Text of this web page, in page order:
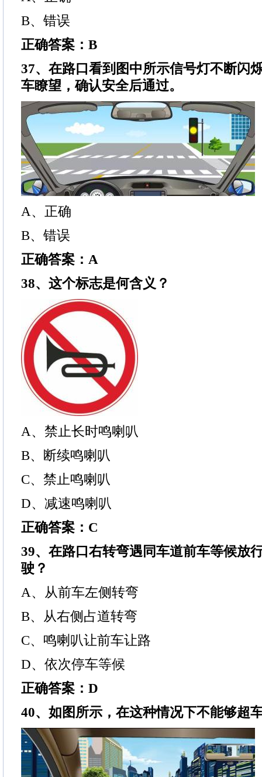
B、错误
正确答案：B
37、在路口看到图中所示信号灯不断闪
车瞭望，确认安全后通过。
A、正确
B、错误
正确答案：A
38、这个标志是何含义？
A、禁止长时鸣喇叭
B、断续鸣喇叭
C、禁止鸣喇叭
D、减速鸣喇叭
正确答案：C
39、在路口右转弯遇同车道前车等候放
驶？
A、从前车左侧转弯
B、从右侧占道转弯
C、鸣喇叭让前车让路
D、依次停车等候
正确答案：D
40、如图所示，在这种情况下不能够超